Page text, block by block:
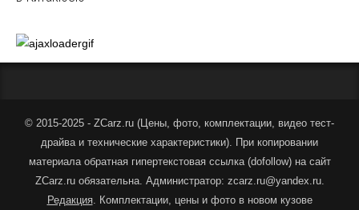
© 2015-2025 - ZCarz.ru (Цены, фото, комплектации, видео тест-
драйва и технические характеристики). При копировании
материала обратная гипертекстовая ссылка (dofollow) на сайт
ZCarz.ru обязательна. Администратор: zcarz.ru@yandex.ru.
Редакция. Комплектации, цены и фото в новом кузове